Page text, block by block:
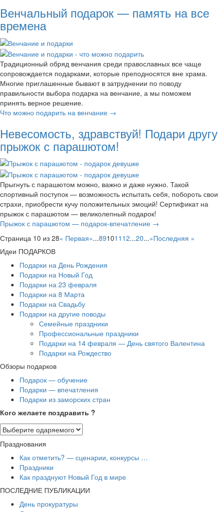
Венчальный подарок — память на все
времена
Традиционный обряд венчания среди православных все чаще
сопровождается подарками, которые преподносятся вне храма.
Многие приглашенные бывают в затруднении по поводу
правильности выбора подарка на венчание, а мы поможем
принять верное решение.
Что можно подарить на венчание →
Невесомость, здравствуй! Подари другу
прыжок с парашютом!
Прыгнуть с парашютом можно, важно и даже нужно. Такой
спортивный поступок — возможность испытать себя, побороть свои
страхи, приобрести кучу положительных эмоций! Сертификат на
прыжок с парашютом — великолепный подарок!
Прыжок с парашютом — подарок-впечатление →
Страница 10 из 28« Первая«...891011 12...20...»Последняя »
Идеи ПОДАРКОВ
Подарки на День Рождения
Подарки на Новый Год
Подарки на 23 февраля
Подарки на 8 Марта
Подарки на Свадьбу
Подарки на другие поводы
Семейные праздники
Профессиональные праздники
Подарки на 14 февраля — День святого Валентина
Подарки на Рождество
Обзоры подарков
Подарок — обучение
Подарки — впечатления
Подарки из заморских стран
Кого желаете поздравить ?
Празднования
Как отметить? — сценарии, конкурсы …
Праздники
Как празднуют Новый Год в мире
ПОСЛЕДНИЕ ПУБЛИКАЦИИ
День прокуратуры